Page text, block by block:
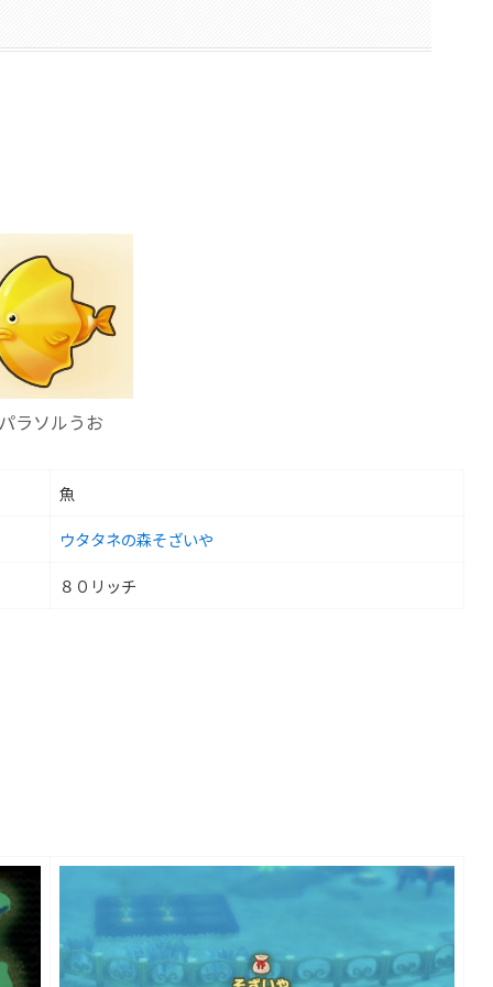
ラソルうお
魚
ウタタネの森そざいや
８０リッチ